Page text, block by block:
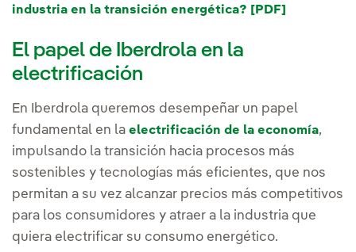
industria en la transición energética? [PDF]
El papel de Iberdrola en la
electrificación
En Iberdrola queremos desempeñar un papel
fundamental en la electrificación de la economía,
impulsando la transición hacia procesos más
sostenibles y tecnologías más eficientes, que nos
permitan a su vez alcanzar precios más competitivos
para los consumidores y atraer a la industria que
quiera electrificar su consumo energético.